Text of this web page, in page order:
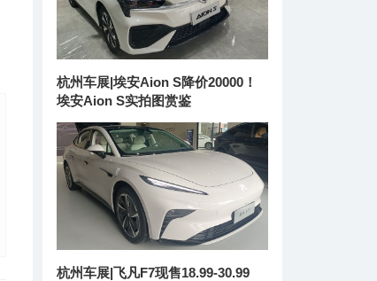
杭州车展|埃安Aion S降价20000！
埃安Aion S实拍图赏鉴
杭州车展|飞凡F7现售18.99-30.99